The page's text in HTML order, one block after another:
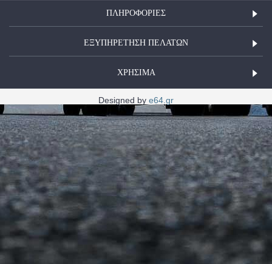
ΠΛΗΡΟΦΟΡΊΕΣ
ΕΞΥΠΗΡΕΤΗΣΗ ΠΕΛΑΤΩΝ
ΧΡΗΣΙΜΑ
Designed by e64.gr